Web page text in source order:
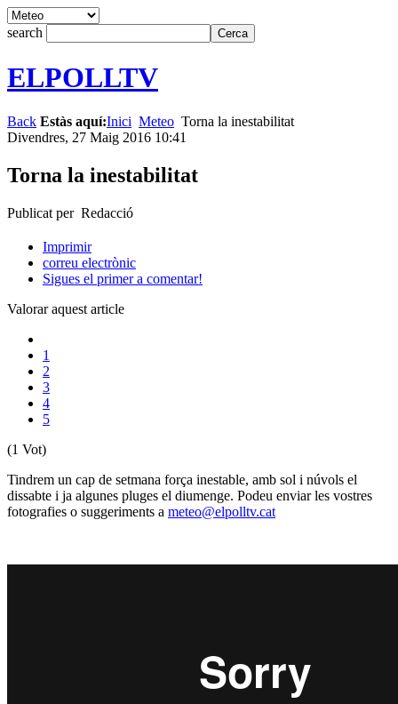
search
ELPOLLTV
Back Estàs aquí:Inici Meteo Torna la inestabilitat
Divendres, 27 Maig 2016 10:41
Torna la inestabilitat
Publicat per Redacció
Imprimir
correu electrònic
Sigues el primer a comentar!
Valorar aquest article
1
2
3
4
5
(1 Vot)
Tindrem un cap de setmana força inestable, amb sol i núvols el
dissabte i ja algunes pluges el diumenge. Podeu enviar les vostres
fotografies o suggeriments a meteo@elpolltv.cat